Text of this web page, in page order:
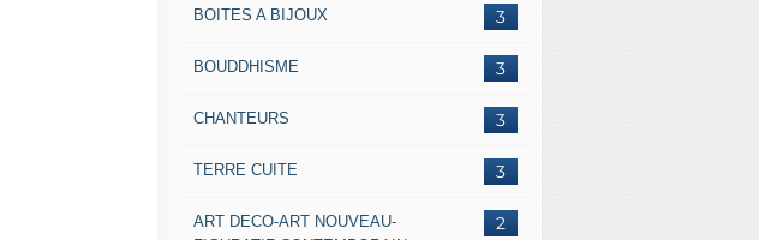
3
BOITES A BIJOUX
3
BOUDDHISME
3
CHANTEURS
3
TERRE CUITE
2
ART DECO-ART NOUVEAU-